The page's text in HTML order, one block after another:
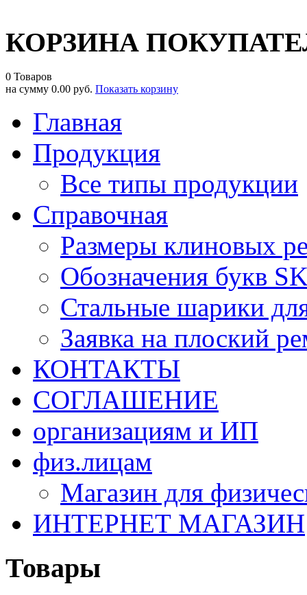
КОРЗИНА
0 Товаров
на сумму 0.00 руб. Показать корзину
Главная
Продукция
Все типы продукции
Справочная
Размеры клиновых
Обозначения букв
Стальные шарики
Заявка на плоский
КОНТАКТЫ
СОГЛАШЕНИЕ
организациям и ИП
физ.лицам
Магазин для
ИНТЕРНЕТ МАГАЗИН
Товары